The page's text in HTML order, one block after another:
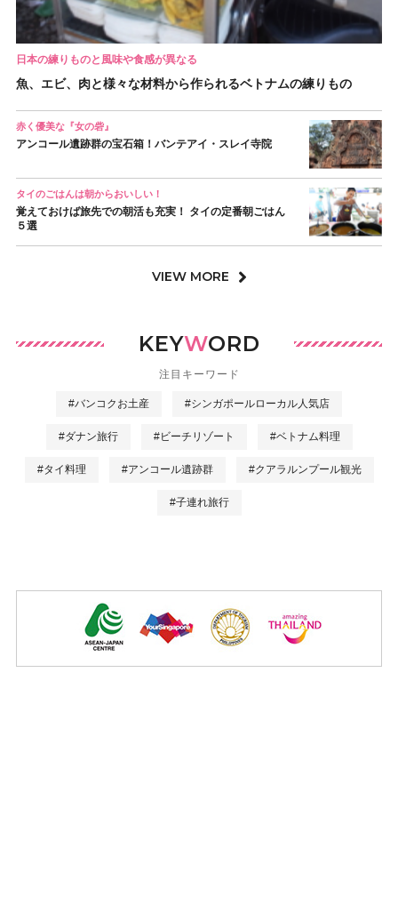
日本の練りものと風味や食感が異なる
魚、エビ、肉と様々な材料から作られるベトナムの練りもの
赤く優美な『女の砦』
アンコール遺跡群の宝石箱！バンテアイ・スレイ寺院
タイのごはんは朝からおいしい！
覚えておけば旅先での朝活も充実！ タイの定番朝ごはん
５選
VIEW MORE
KEYWORD
注目キーワード
#バンコクお土産 #シンガポールローカル人気店
#ダナン旅行 #ビーチリゾート #ベトナム料理
#タイ料理 #アンコール遺跡群 #クアラルンプール観光
#子連れ旅行